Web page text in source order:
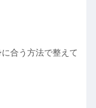
合う方法で整えて